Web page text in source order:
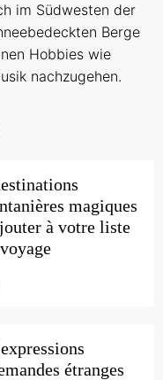
im Südwesten der
Berge
Hobbies wie
nachzugehen.
magiques
à votre liste
étranges